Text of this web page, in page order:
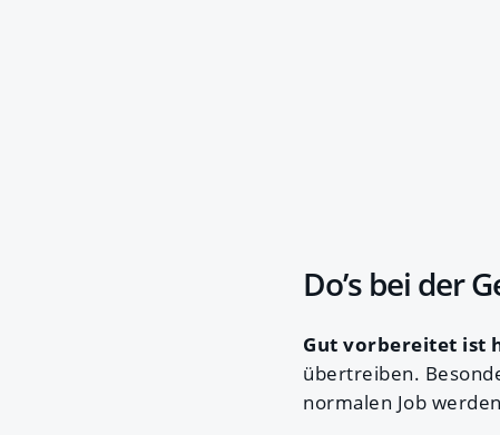
Do’s bei der
Gut vorbereitet ist
übertreiben.
normalen Job